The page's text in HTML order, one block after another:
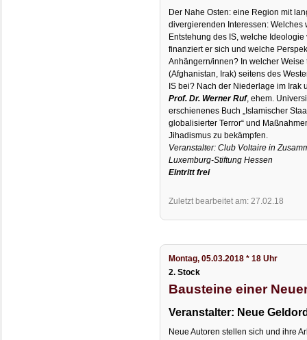
Der Nahe Osten: eine Region mit
divergierenden Interessen: Welches
Entstehung des IS, welche
finanziert er sich und welche
Anhängern/innen? In welcher
(Afghanistan, Irak) seitens des
IS bei? Nach der Niederlage im Irak
Prof. Dr. Werner Ruf, ehem.
erschienenes Buch „Islamischer
globalisierter Terror“ und
Jihadismus zu bekämpfen.
Veranstalter: Club Voltaire in
Luxemburg-Stiftung Hessen
Eintritt frei
Zuletzt bearbeitet am: 27.02.18
Montag, 05.03.2018 * 18 Uhr
2. Stock
Bausteine einer
Veranstalter: Neue
Neue Autoren stellen sich und ihre